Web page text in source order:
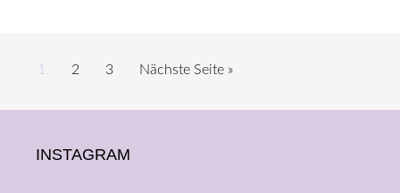
Seite
1 Seite
2 Seite
3 Nächste Seite aufrufen
»
INSTAGRAM